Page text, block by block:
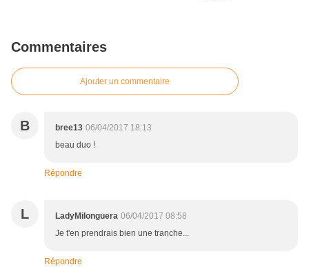
Commentaires
Ajouter un commentaire
B bree13 06/04/2017 18:13
beau duo !
Répondre
L LadyMilonguera 06/04/2017 08:58
Je t'en prendrais bien une tranche...
Répondre